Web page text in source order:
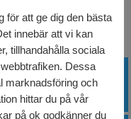
Stänga
för att ge dig den bästa
innebär att vi kan
tillhandahålla sociala
Dessa
marknadsföring och
hittar du på vår
på ok godkänner du